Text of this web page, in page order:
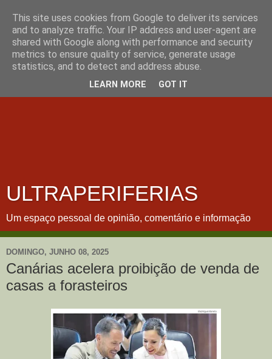
ULTRAPERIFERIAS
Um espaço pessoal de opinião, comentário e informação
DOMINGO, JUNHO 08, 2025
Canárias acelera proibição de venda de
casas a forasteiros
This site uses cookies from Google to deliver its services
and to analyze traffic. Your IP address and user-agent are
shared with Google along with performance and security
metrics to ensure quality of service, generate usage
statistics, and to detect and address abuse.
LEARN MORE GOT IT